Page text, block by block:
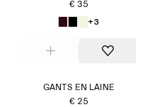
€ 35
+3
GANTS EN LAINE
€ 25